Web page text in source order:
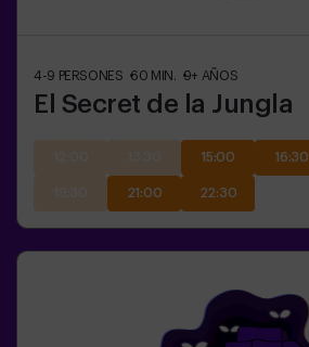
4-9 PERSONES 60 MIN. 9+ AÑOS
El Secret de la Jungla
15:00 16:30
21:00 22:30